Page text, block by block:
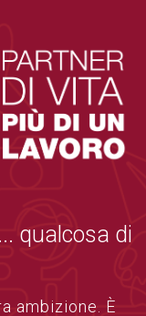
qualcosa di
ambizione. È